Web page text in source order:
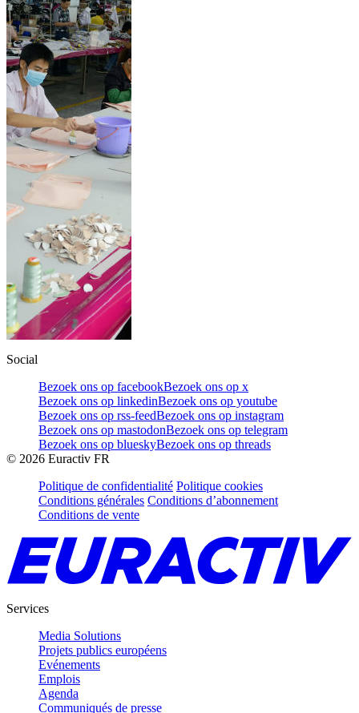
Social
Bezoek ons op facebookBezoek ons op x
Bezoek ons op linkedinBezoek ons op youtube
Bezoek ons op rss-feedBezoek ons op instagram
Bezoek ons op mastodonBezoek ons op telegram
Bezoek ons op blueskyBezoek ons op threads
© 2026 Euractiv FR
Politique de confidentialité Politique cookies
Conditions générales Conditions d’abonnement
Conditions de vente
Services
Media Solutions
Projets publics européens
Evénements
Emplois
Agenda
Communiqués de presse